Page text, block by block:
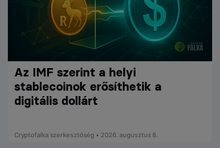
Az IMF szerint a helyi
stablecoinok erősíthetik a
digitális dollárt
Cryptofalka szerkesztőség • 2026. augusztus 8.